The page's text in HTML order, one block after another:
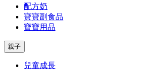
配方奶
寶寶副食品
寶寶用品
親子
兒童成長